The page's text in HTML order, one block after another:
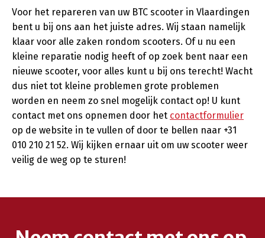
Voor het repareren van uw BTC scooter in Vlaardingen
bent u bij ons aan het juiste adres. Wij staan namelijk
klaar voor alle zaken rondom scooters. Of u nu een
kleine reparatie nodig heeft of op zoek bent naar een
nieuwe scooter, voor alles kunt u bij ons terecht! Wacht
dus niet tot kleine problemen grote problemen
worden en neem zo snel mogelijk contact op! U kunt
contact met ons opnemen door het contactformulier
op de website in te vullen of door te bellen naar +31
010 210 21 52. Wij kijken ernaar uit om uw scooter weer
veilig de weg op te sturen!